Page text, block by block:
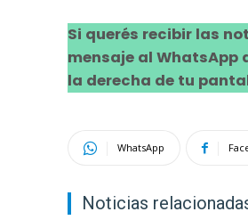
Si querés recibir las
mensaje al WhatsApp
la derecha de tu
WhatsApp
Noticias